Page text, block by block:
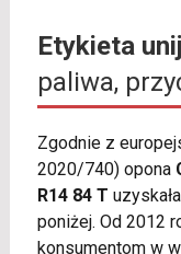
Etykieta
paliwa,
Zgodnie z
2020/740) opona
R14 84 T
poniżej. Od 2012
konsumentom w